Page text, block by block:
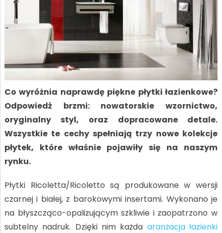
Co wyróżnia naprawdę piękne płytki łazienkowe?
Odpowiedź brzmi: nowatorskie wzornictwo,
oryginalny styl, oraz dopracowane detale.
Wszystkie te cechy spełniają trzy nowe kolekcje
płytek, które właśnie pojawiły się na naszym
rynku.
Płytki Ricoletta/Ricoletto są produkowane w wersji
czarnej i białej, z barokowymi insertami. Wykonano je
na błyszcząco-opalizującym szkliwie i zaopatrzono w
subtelny nadruk. Dzięki nim każda aranżacja łazienki